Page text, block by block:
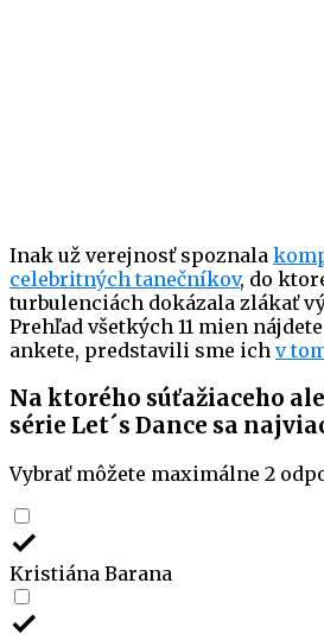
Inak už verejnosť spoznala
celebritných tanečníkov, do
turbulenciách dokázala zlákať
Prehľad všetkých 11 mien
ankete, predstavili sme ich v
Na ktorého súťažiaceho
série Let´s Dance sa
Vybrať môžete maximálne 2
Kristiána Barana